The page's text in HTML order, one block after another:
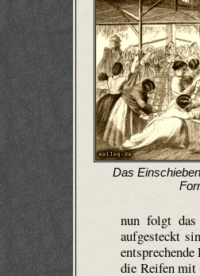
Das
nun folgt
aufgesteckt
die Reifen mit